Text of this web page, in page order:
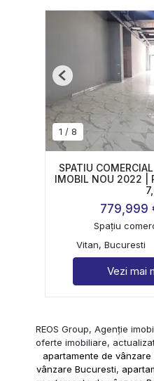
1 / 8
Previous
SPATIU
IMOBIL NOU 2022 |
779,999
Spațiu
Vitan, Bucuresti
Vezi mai
REOS Group, Agenție
oferte imobiliare,
apartamente de vânzare
vânzare Bucuresti,